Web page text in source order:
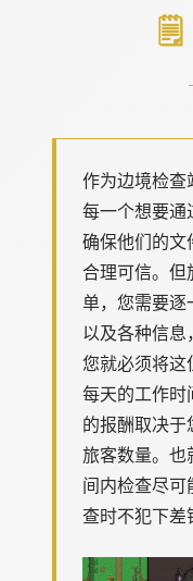
🗒️
作为边境检查
每一个想要通
确保他们的文
合理可信。但
单，您需要逐
以及各种信息
您就必须将这
每天的工作时
的报酬取决于
旅客数量。也
间内检查尽
查时不犯下差